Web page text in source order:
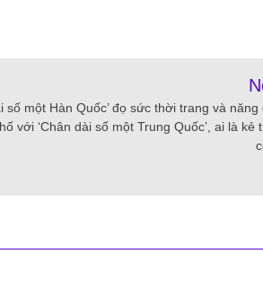
số một Hàn Quốc’ đọ sức thời trang và năng
với ‘Chân dài số một Trung Quốc’, ai là kẻ